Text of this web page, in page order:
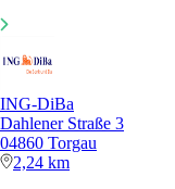
ING-DiBa
Dahlener Straße 3
04860 Torgau
2,24 km